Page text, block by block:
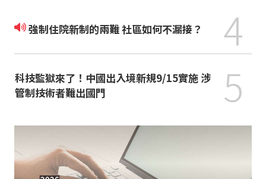
強制住院新制的兩難 社區如何不漏接？ 4
科技監獄來了！中國出入境新規9/15實施 涉
管制技術者難出國門
5